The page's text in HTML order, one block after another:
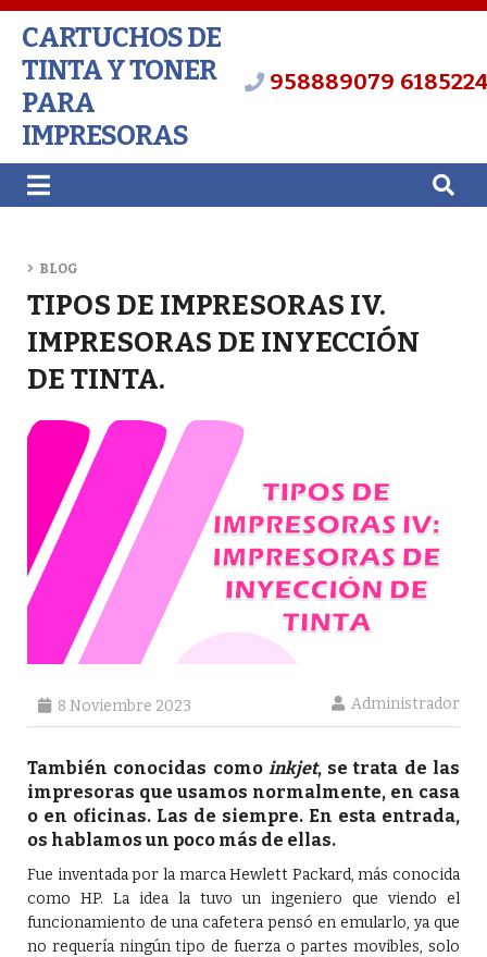
CARTUCHOS DE
TINTA Y TONER
PARA
IMPRESORAS
958889079
TIPOS DE IMPRESORAS IV.
IMPRESORAS DE INYECCIÓN
DE TINTA.
8 Noviembre 2023
También conocidas como inkjet, se trata de las
impresoras que usamos normalmente, en casa
o en oficinas. Las de siempre. En esta entrada,
os hablamos un poco más de ellas.
Fue inventada por la marca Hewlett Packard, más conocida
como HP. La idea la tuvo un ingeniero que viendo el
funcionamiento de una cafetera pensó en emularlo, ya que
no requería ningún tipo de fuerza o partes movibles, solo
BLOG
Administrador